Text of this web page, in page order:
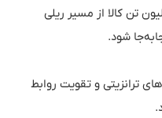
تن کالا از مسیر ریلی
شود.
ترانزیتی و تقویت روابط